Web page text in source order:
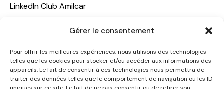
Gérer le consentement
Pour offrir les meilleures expériences, nous utilisons des technologies
telles que les cookies pour stocker et/ou accéder aux informations des
appareils. Le fait de consentir à ces technologies nous permettra de
traiter des données telles que le comportement de navigation ou les ID
LinkedIn Club Amilcar
NOTRE GROUPE
ACCUEIL
AMILCAR TRAVEL CLUB
CLUB AMILCAR, Club d'affaires international